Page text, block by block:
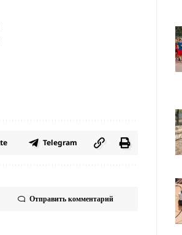
Telegram
Отправить комментарий